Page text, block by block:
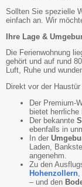
Sollten Sie spezielle
einfach an. Wir
Ihre Lage &
Die Ferienwohnung
gehört und auf rund
Luft, Ruhe und
Direkt vor der
Der Premium-
bietet herrliche
Der bekannte
ebenfalls in
In der
Laden,
angenehm.
Zu den
Hohenzollern
– und den